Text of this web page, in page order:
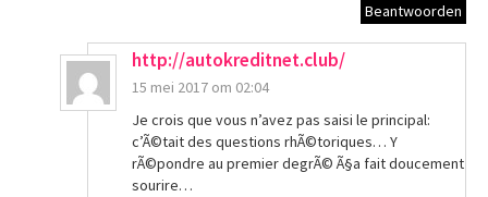
Beantwoorden
http://autokreditnet.club/
15 mei 2017 om 02:04
Je crois que vous n’avez pas saisi le principal:
c’Ã©tait des questions rhÃ©toriques… Y
rÃ©pondre au premier degrÃ© Ã§a fait doucement
sourire…